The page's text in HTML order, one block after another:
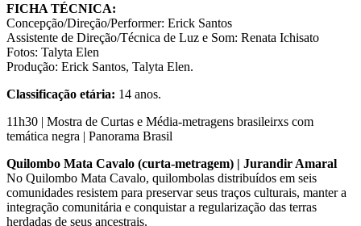
FICHA TÉCNICA:
Concepção/Direção/Performer: Erick Santos
Assistente de Direção/Técnica de Luz e Som: Renata Ichisato
Fotos: Talyta Elen
Produção: Erick Santos, Talyta Elen.
Classificação etária: 14 anos.
11h30 | Mostra de Curtas e Média-metragens brasileirxs com
temática negra | Panorama Brasil
Quilombo Mata Cavalo (curta-metragem) | Jurandir Amaral
No Quilombo Mata Cavalo, quilombolas distribuídos em seis
comunidades resistem para preservar seus traços culturais, manter a
integração comunitária e conquistar a regularização das terras
herdadas de seus ancestrais.